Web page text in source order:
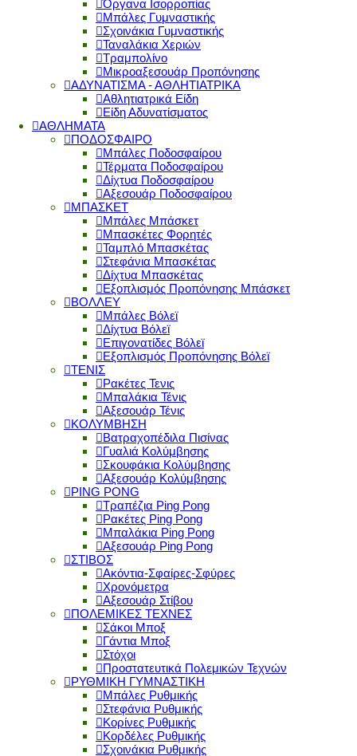
Όργανα Ισορροπίας
Μπάλες Γυμναστικής
Σχοινάκια Γυμναστικής
Ταναλάκια Χεριών
Τραμπολίνο
Μικροαξεσουάρ Προπόνησης
ΑΔΥΝΑΤΙΣΜΑ - ΑΘΛΗΤΙΑΤΡΙΚΑ
Αθλητιατρικά Είδη
Είδη Αδυνατίσματος
ΑΘΛΗΜΑΤΑ
ΠΟΔΟΣΦΑΙΡΟ
Μπάλες Ποδοσφαίρου
Τέρματα Ποδοσφαίρου
Δίχτυα Ποδοσφαίρου
Αξεσουάρ Ποδοσφαίρου
ΜΠΑΣΚΕΤ
Μπάλες Μπάσκετ
Μπασκέτες Φορητές
Ταμπλό Μπασκέτας
Στεφάνια Μπασκέτας
Δίχτυα Μπασκέτας
Εξοπλισμός Προπόνησης Μπάσκετ
ΒΟΛΛΕΥ
Μπάλες Βόλεϊ
Δίχτυα Βόλεϊ
Επιγονατίδες Βόλεϊ
Εξοπλισμός Προπόνησης Βόλεϊ
ΤΕΝΙΣ
Ρακέτες Τενις
Μπαλάκια Τένις
Αξεσουάρ Τένις
ΚΟΛΥΜΒΗΣΗ
Βατραχοπέδιλα Πισίνας
Γυαλιά Κολύμβησης
Σκουφάκια Κολύμβησης
Αξεσουάρ Κολύμβησης
PING PONG
Τραπέζια Ping Pong
Ρακέτες Ping Pong
Μπαλάκια Ping Pong
Αξεσουάρ Ping Pong
ΣΤΙΒΟΣ
Ακόντια-Σφαίρες-Σφύρες
Χρονόμετρα
Αξεσουάρ Στίβου
ΠΟΛΕΜΙΚΕΣ ΤΕΧΝΕΣ
Σάκοι Μποξ
Γάντια Μποξ
Στόχοι
Προστατευτικά Πολεμικών Τεχνών
ΡΥΘΜΙΚΗ ΓΥΜΝΑΣΤΙΚΗ
Μπάλες Ρυθμικής
Στεφάνια Ρυθμικής
Κορίνες Ρυθμικής
Κορδέλες Ρυθμικής
Σχοινάκια Ρυθμικής